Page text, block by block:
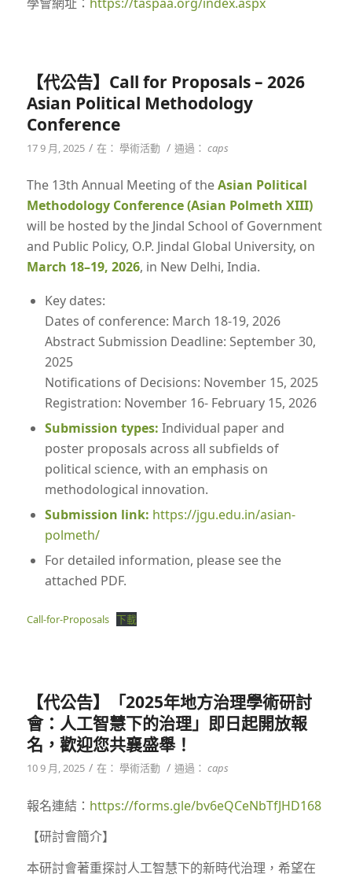
【代公告】Call for Proposals – 2026
Asian Political Methodology
Conference
17 9 月, 2025 / 在： 學術活動 / 通過： caps
The 13th Annual Meeting of theAsian Political
Methodology Conference (Asian Polmeth XIII)
will be hosted by the Jindal School of Government
and Public Policy, O.P. Jindal Global University, on
March 18–19, 2026, in New Delhi, India.
Key dates:
Dates of conference: March 18-19, 2026
Abstract Submission Deadline: September 30,
2025
Notifications of Decisions: November 15, 2025
Registration: November 16- February 15, 2026
Submission types: Individual paper and
poster proposals across all subfields of
political science, with an emphasis on
methodological innovation.
Submission link: https://jgu.edu.in/asian-
polmeth/
For detailed information, please see the
attached PDF.
Call-for-Proposals 下載
【代公告】「2025年地方治理學術研討
會：人工智慧下的治理」即日起開放報
名，歡迎您共襄盛舉！
10 9 月, 2025 / 在： 學術活動 / 通過： caps
報名連結： https://forms.gle/bv6eQCeNbTfJHD168
【研討會簡介】
本研討會著重探討人工智慧下的新時代治理，希望在